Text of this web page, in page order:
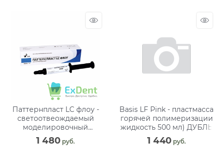
Паттернпласт LC флоу -
светоотвеождаемый
моделировочный
полимерный материал (5
г)
1 480 руб.
Basis LF Pink - пластмасса
горячей полимеризации
жидкость 500 мл) ДУБЛЬ
1 440 руб.